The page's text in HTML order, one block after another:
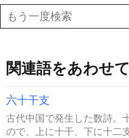
関連語をあわせ
六十干支
古代中国で発生した数詩。
ので、上に十干、下に十二